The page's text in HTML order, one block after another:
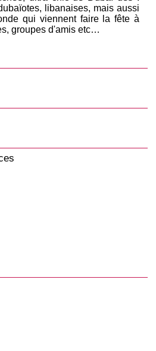
libanaises, mais aussi
qui viennent faire la fête à
groupes d'amis etc…